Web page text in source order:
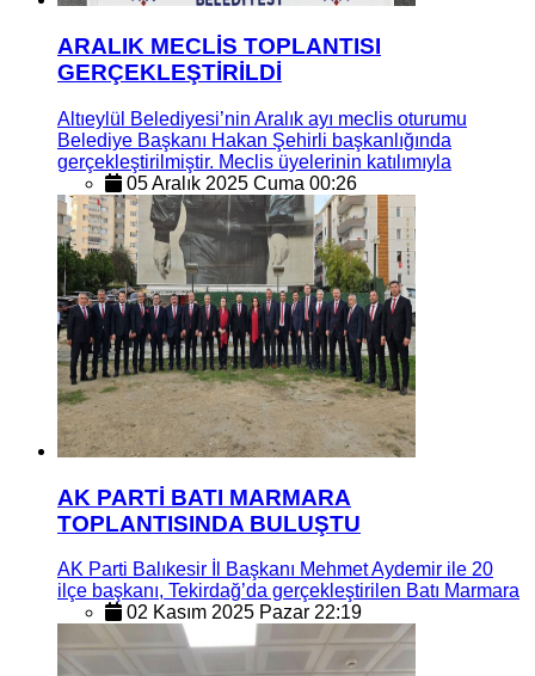
ARALIK MECLİS TOPLANTISI
GERÇEKLEŞTİRİLDİ
Altıeylül Belediyesi’nin Aralık ayı meclis oturumu
Belediye Başkanı Hakan Şehirli başkanlığında
gerçekleştirilmiştir. Meclis üyelerinin katılımıyla
05 Aralık 2025 Cuma 00:26
AK PARTİ BATI MARMARA
TOPLANTISINDA BULUŞTU
AK Parti Balıkesir İl Başkanı Mehmet Aydemir ile 20
ilçe başkanı, Tekirdağ’da gerçekleştirilen Batı Marmara
02 Kasım 2025 Pazar 22:19